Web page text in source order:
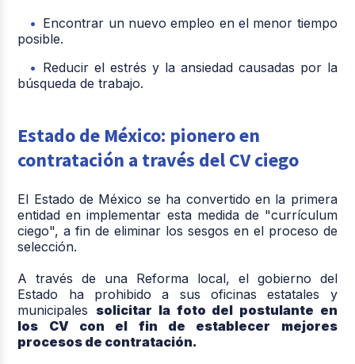
Encontrar un nuevo empleo en el menor tiempo
posible.
Reducir el estrés y la ansiedad causadas por la
búsqueda de trabajo.
Estado de México: pionero en
contratación a través del CV ciego
El Estado de México se ha convertido en la primera
entidad en implementar esta medida de "currículum
ciego", a fin de eliminar los sesgos en el proceso de
selección.
A través de una Reforma local, el gobierno del
Estado ha prohibido a sus oficinas estatales y
municipales solicitar la foto del postulante en
los CV con el fin de establecer mejores
procesos de contratación.